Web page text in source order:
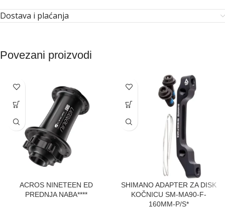
Dostava i plaćanja
Povezani proizvodi
ACROS NINETEEN ED
PREDNJA NABA****
SHIMANO ADAPTER ZA DISK
KOČNICU SM-MA90-F-
160MM-P/S*